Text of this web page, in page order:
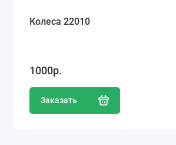
Колеса 22010
1000р.
Заказать